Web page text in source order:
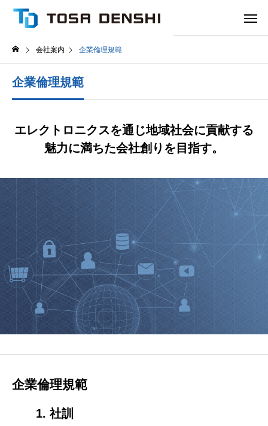
会社案内 企業倫理規範
企業倫理規範
エレクトロニクスを通じ地域社会に貢献する
魅力に満ちた会社創りを目指す。
企業倫理規範
1. 社訓